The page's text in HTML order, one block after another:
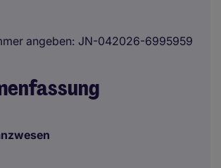
angeben JN-042026-6995959